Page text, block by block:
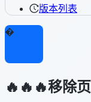
版本列表
�
🔥🔥🔥移除